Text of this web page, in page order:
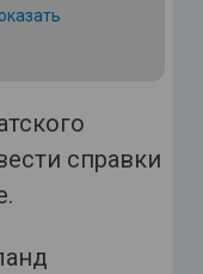
справки